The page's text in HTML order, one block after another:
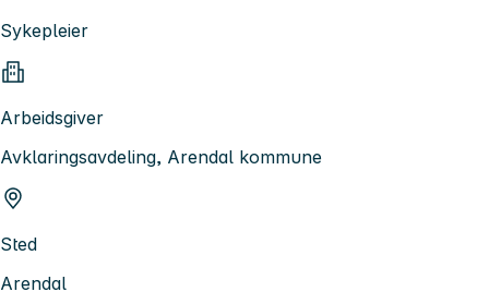
Sykepleier
Arbeidsgiver
Avklaringsavdeling, Arendal kommune
Sted
Arendal